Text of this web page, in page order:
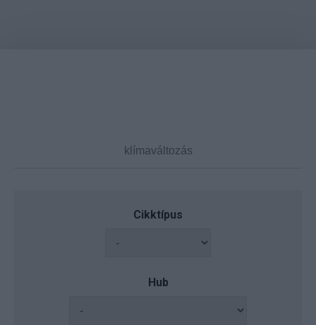
Cikktípus
Hub